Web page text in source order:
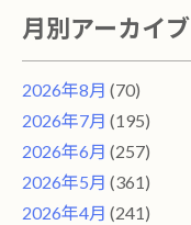
月別アーカイブ
2026年8月 (70)
2026年7月 (195)
2026年6月 (257)
2026年5月 (361)
2026年4月 (241)